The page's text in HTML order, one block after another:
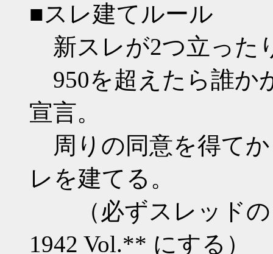
■スレ建てルール
新スレが2つ立った
950を超えたら誰か
宣言。
周りの同意を得て
レを建てる。
（必ずスレッドの
1942 Vol.** にする）